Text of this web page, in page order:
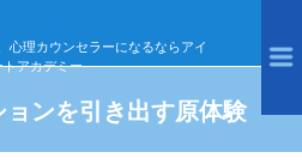
ンを引き出す原体験